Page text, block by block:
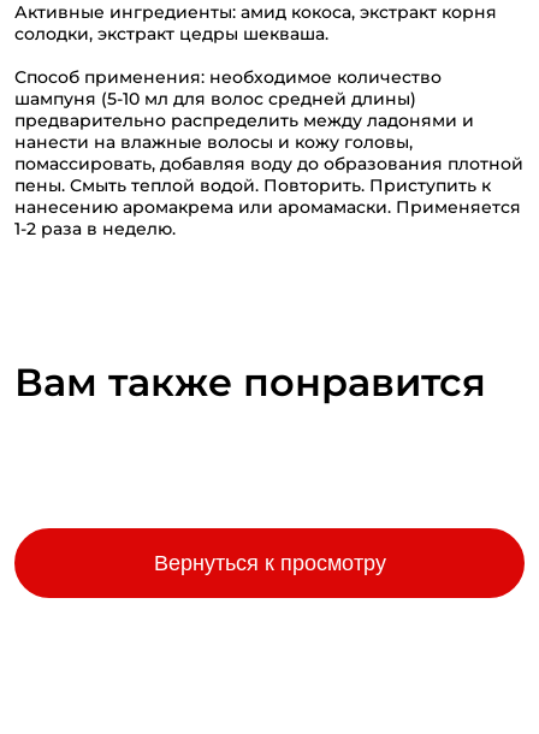
Активные ингредиенты: амид кокоса, экстракт корня
солодки, экстракт цедры шекваша.
Способ применения: необходимое количество
шампуня (5-10 мл для волос средней длины)
предварительно распределить между ладонями и
нанести на влажные волосы и кожу головы,
помассировать, добавляя воду до образования плотной
пены. Смыть теплой водой. Повторить. Приступить к
нанесению аромакрема или аромамаски. Применяется
1-2 раза в неделю.
Вам также понравится
Вернуться к просмотру